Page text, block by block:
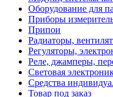
Оборудование для
Приборы
Припои
Радиаторы,
Регуляторы,
Реле, джамперы,
Световая
Средства
Товар под заказ